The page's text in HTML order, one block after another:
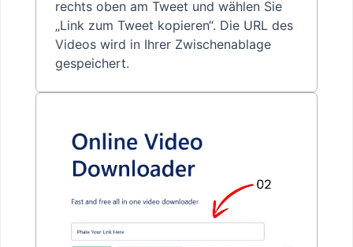
rechts oben am Tweet und wählen Sie
„Link zum Tweet kopieren“. Die URL des
Videos wird in Ihrer Zwischenablage
gespeichert.